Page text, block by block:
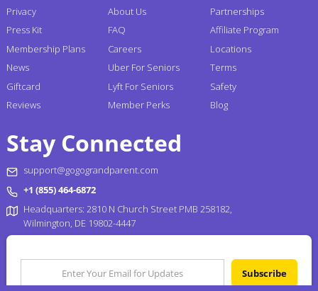
Privacy
Press Kit
Membership Plans
News
Giftcard
Reviews
About Us
FAQ
Careers
Uber For Seniors
Lyft For Seniors
Member Perks
Partnerships
Affiliate Program
Locations
Terms
Safety
Blog
Stay Connected
support@gogograndparent.com
+1 (855) 464-6872
Headquarters: 2810 N Church Street PMB 258182,
Wilmington, DE 19802-4447